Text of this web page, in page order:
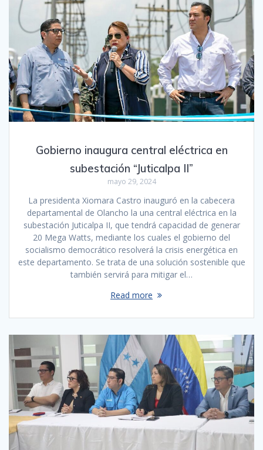
Gobierno inaugura central eléctrica en
subestación “Juticalpa II”
mayo 29, 2024
La presidenta Xiomara Castro inauguró en la cabecera
departamental de Olancho la una central eléctrica en la
subestación Juticalpa II, que tendrá capacidad de generar
20 Mega Watts, mediante los cuales el gobierno del
socialismo democrático resolverá la crisis energética en
este departamento. Se trata de una solución sostenible que
también servirá para mitigar el…
Read more